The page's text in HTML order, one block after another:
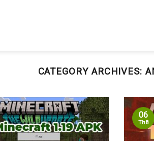
CATEGORY ARCHIVES:
06
Th8